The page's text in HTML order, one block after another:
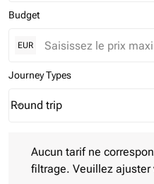
Budget
EUR
Journey Types
Journey Types option Round
Round trip
keyboard_arrow_down
Aucun tarif ne
filtrage. Veuillez ajuster